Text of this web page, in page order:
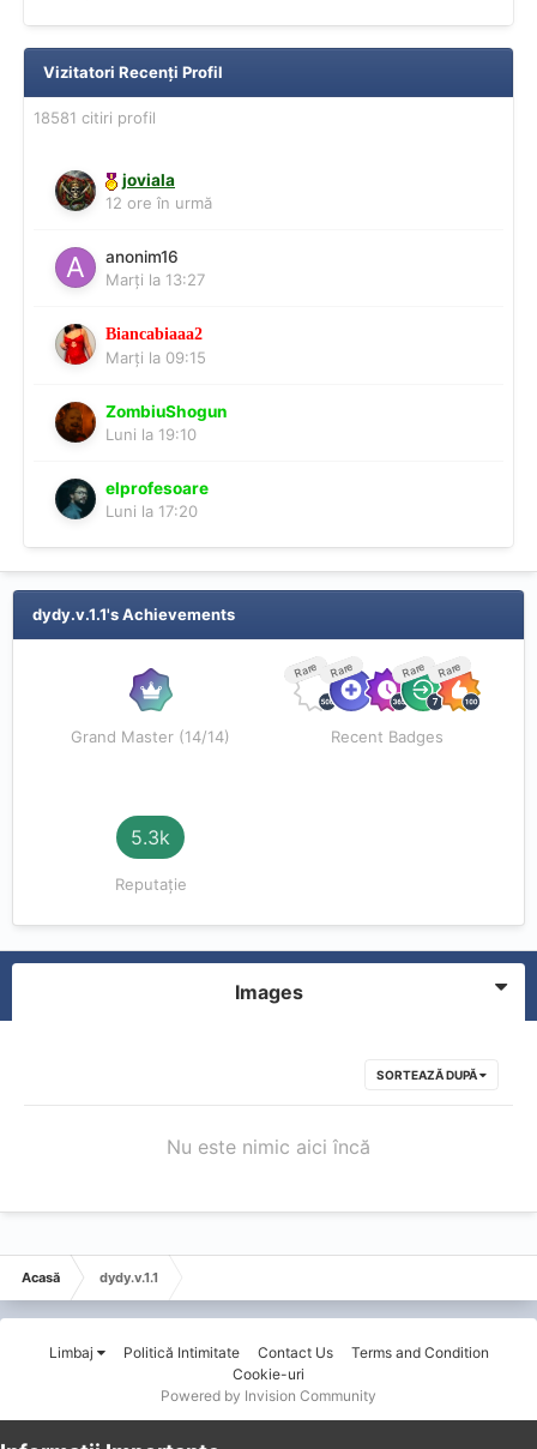
Vizitatori Recenți Profil
18581 citiri profil
joviala
12 ore în urmă
anonim16
Marți la 13:27
Biancabiaaa2
Marți la 09:15
ZombiuShogun
Luni la 19:10
elprofesoare
Luni la 17:20
dydy.v.1.1's Achievements
Grand Master (14/14)
Rare Rare Rare Rare
Recent Badges
5.3k
Reputație
Images
SORTEAZĂ DUPĂ
Nu este nimic aici încă
Acasă dydy.v.1.1
Limbaj Politică Intimitate Contact Us
Terms and Condition
Cookie-uri
Powered by Invision Community